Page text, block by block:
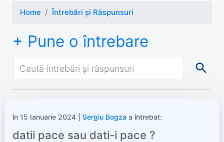
Home Întrebări și Răspunsuri
+ Pune o întrebare
search
în 15 Ianuarie 2024 | Sergiu Bogza a întrebat:
datii pace sau dati-i pace ?